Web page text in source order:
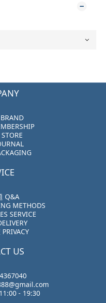
Q&A
METHODS
SERVICE
US
- 19:30